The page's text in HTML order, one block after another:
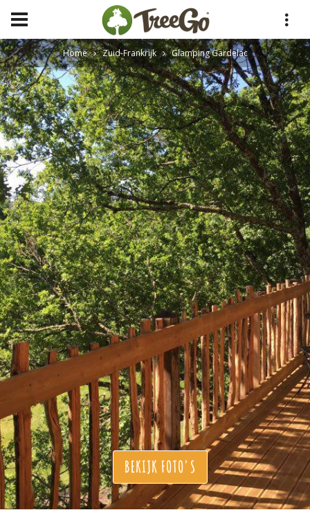
Home Zuid-Frankrijk Glamping Gardelac
BEKIJK FOTO'S